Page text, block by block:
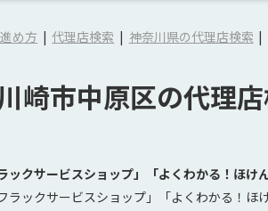
め方 代理店検索 神奈川県の代理店検索
崎市中原区の代理
ラックサービスショップ」「よくわかる！ほけ
ラックサービスショップ」「よくわかる！ほけ